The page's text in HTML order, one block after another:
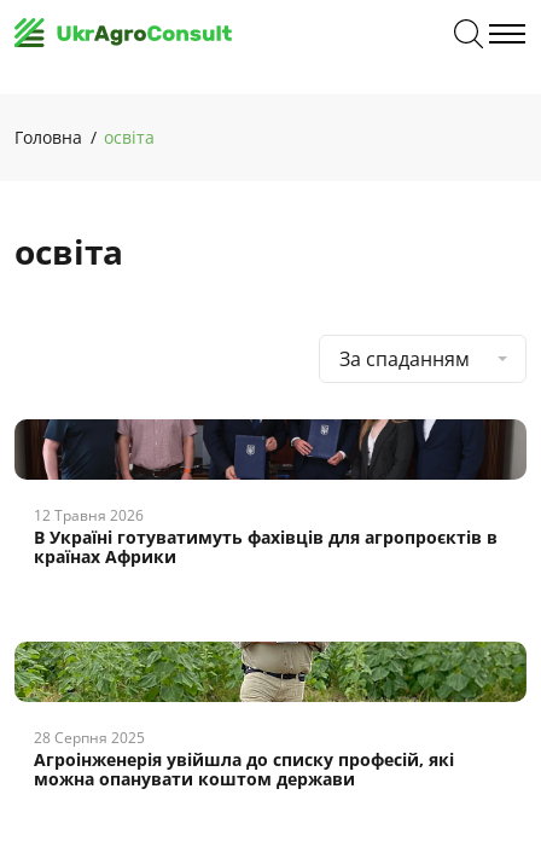
Головна освіта
освіта
За спаданням
12 Травня 2026
В Україні готуватимуть фахівців для агропроєктів в
країнах Африки
28 Серпня 2025
Агроінженерія увійшла до списку професій, які
можна опанувати коштом держави